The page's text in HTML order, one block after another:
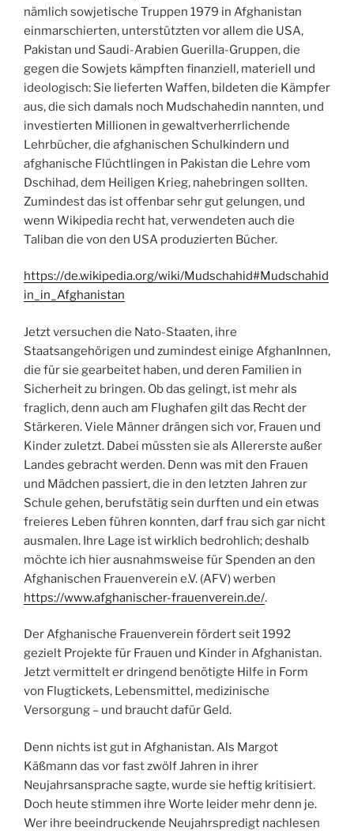
nämlich sowjetische Truppen 1979 in Afghanistan
einmarschierten, unterstützten vor allem die USA,
Pakistan und Saudi-Arabien Guerilla-Gruppen, die
gegen die Sowjets kämpften finanziell, materiell und
ideologisch: Sie lieferten Waffen, bildeten die Kämpfer
aus, die sich damals noch Mudschahedin nannten, und
investierten Millionen in gewaltverherrlichende
Lehrbücher, die afghanischen Schulkindern und
afghanische Flüchtlingen in Pakistan die Lehre vom
Dschihad, dem Heiligen Krieg, nahebringen sollten.
Zumindest das ist offenbar sehr gut gelungen, und
wenn Wikipedia recht hat, verwendeten auch die
Taliban die von den USA produzierten Bücher.
https://de.wikipedia.org/wiki/Mudschahid#Mudschahid
in_in_Afghanistan
Jetzt versuchen die Nato-Staaten, ihre
Staatsangehörigen und zumindest einige AfghanInnen,
die für sie gearbeitet haben, und deren Familien in
Sicherheit zu bringen. Ob das gelingt, ist mehr als
fraglich, denn auch am Flughafen gilt das Recht der
Stärkeren. Viele Männer drängen sich vor, Frauen und
Kinder zuletzt. Dabei müssten sie als Allererste außer
Landes gebracht werden. Denn was mit den Frauen
und Mädchen passiert, die in den letzten Jahren zur
Schule gehen, berufstätig sein durften und ein etwas
freieres Leben führen konnten, darf frau sich gar nicht
ausmalen. Ihre Lage ist wirklich bedrohlich; deshalb
möchte ich hier ausnahmsweise für Spenden an den
Afghanischen Frauenverein e.V. (AFV) werben
https://www.afghanischer-frauenverein.de/.
Der Afghanische Frauenverein fördert seit 1992
gezielt Projekte für Frauen und Kinder in Afghanistan.
Jetzt vermittelt er dringend benötigte Hilfe in Form
von Flugtickets, Lebensmittel, medizinische
Versorgung – und braucht dafür Geld.
Denn nichts ist gut in Afghanistan. Als Margot
Käßmann das vor fast zwölf Jahren in ihrer
Neujahrsansprache sagte, wurde sie heftig kritisiert.
Doch heute stimmen ihre Worte leider mehr denn je.
Wer ihre beeindruckende Neujahrspredigt nachlesen